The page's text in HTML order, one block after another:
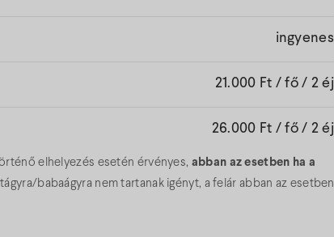
ingyenes
21.000 Ft / fő / 2 éj
26.000 Ft / fő / 2 éj
elhelyezés esetén érvényes, abban az esetben ha a
babaágyra nem tartanak igényt, a felár abban az esetben